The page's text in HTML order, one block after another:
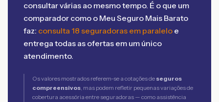
consultar várias ao mesmo tempo. É o que um
comparador como o Meu Seguro Mais Barato
faz: consulta 18 seguradoras em paralelo e
entrega todas as ofertas em um único
atendimento.
Os valores mostrados referem-se a cotações de seguros
compreensivos, mas podem refletir pequenas variações de
cobertura acessória entre seguradoras — como assistência